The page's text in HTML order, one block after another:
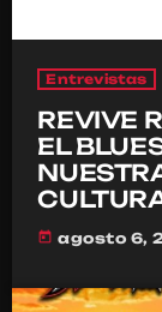
Entrevistas
REVIVE
EL
today agosto 6,